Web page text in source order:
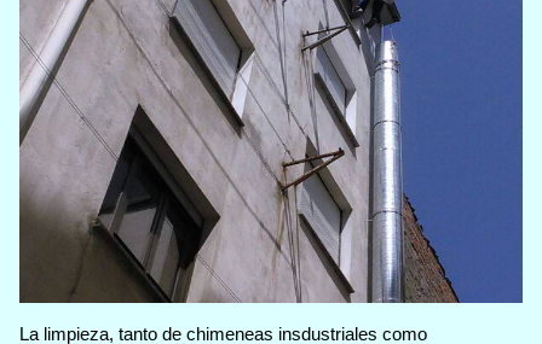
La limpieza, tanto de chimeneas insdustriales como